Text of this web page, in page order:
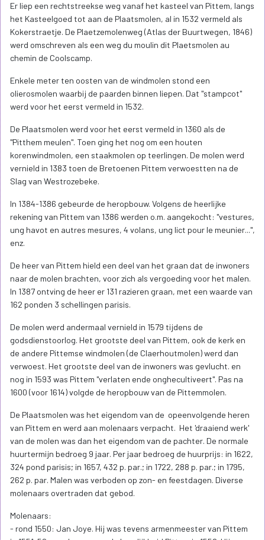
Er liep een rechtstreekse weg vanaf het kasteel van Pittem, langs
het Kasteelgoed tot aan de Plaatsmolen, al in 1532 vermeld als
Kokerstraetje. De Plaetzemolenweg (Atlas der Buurtwegen, 1846)
werd omschreven als een weg du moulin dit Plaetsmolen au
chemin de Coolscamp.
Enkele meter ten oosten van de windmolen stond een
olierosmolen waarbij de paarden binnen liepen. Dat "stampcot"
werd voor het eerst vermeld in 1532.
De Plaatsmolen werd voor het eerst vermeld in 1360 als de
"Pitthem meulen". Toen ging het nog om een houten
korenwindmolen, een staakmolen op teerlingen. De molen werd
vernield in 1383 toen de Bretoenen Pittem verwoestten na de
Slag van Westrozebeke.
In 1384-1386 gebeurde de heropbouw. Volgens de heerlijke
rekening van Pittem van 1386 werden o.m. aangekocht: "vestures,
ung havot en autres mesures, 4 volans, ung lict pour le meunier...",
enz.
De heer van Pittem hield een deel van het graan dat de inwoners
naar de molen brachten, voor zich als vergoeding voor het malen.
In 1387 ontving de heer er 131 razieren graan, met een waarde van
162 ponden 3 schellingen parisis.
De molen werd andermaal vernield in 1579 tijdens de
godsdienstoorlog. Het grootste deel van Pittem, ook de kerk en
de andere Pittemse windmolen (de Claerhoutmolen) werd dan
verwoest. Het grootste deel van de inwoners was gevlucht. en
nog in 1593 was Pittem "verlaten ende onghecultiveert". Pas na
1600 (voor 1614) volgde de heropbouw van de Pittemmolen.
De Plaatsmolen was het eigendom van de opeenvolgende heren
van Pittem en werd aan molenaars verpacht. Het 'draaiend werk'
van de molen was dan het eigendom van de pachter. De normale
huurtermijn bedroeg 9 jaar. Per jaar bedroeg de huurprijs: in 1622,
324 pond parisis; in 1657, 432 p. par.; in 1722, 288 p. par.; in 1795,
262 p. par. Malen was verboden op zon- en feestdagen. Diverse
molenaars overtraden dat gebod.
Molenaars:
- rond 1550: Jan Joye. Hij was tevens armenmeester van Pittem